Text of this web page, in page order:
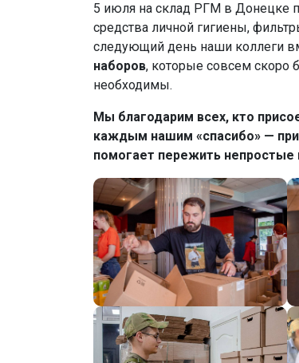
5 июля на склад РГМ в Донецке
средства личной гигиены,
следующий день наши коллеги
наборов, которые совсем скоро
необходимы.
Мы благодарим всех, кто
каждым нашим «спасибо» —
помогает пережить непростые